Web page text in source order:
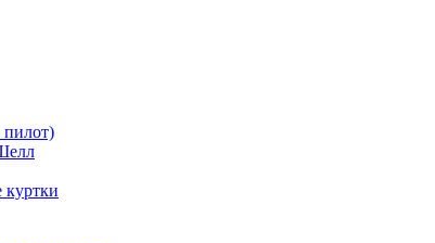
пилот)
куртки